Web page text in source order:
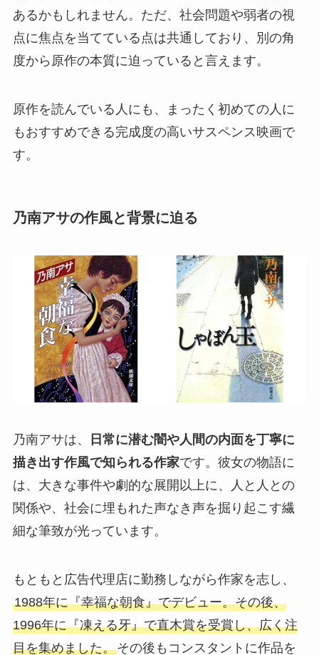
あるかもしれません。ただ、社会問題や弱者の視
点に焦点を当てている点は共通しており、別の角
度から原作の本質に迫っていると言えます。
原作を読んでいる人にも、まったく初めての人に
もおすすめできる完成度の高いサスペンス映画で
す。
乃南アサの作風と背景に迫る
乃南アサは、
日常に潜む闇や人間の内面を丁寧に
描き出す作風で知られる作家です。彼女の物語に
は、大きな事件や劇的な展開以上に、人と人との
関係や、社会に埋もれた声なき声を掘り起こす繊
細な筆致が光っています。
もともと広告代理店に勤務しながら作家を志し、
1988年に『幸福な朝食』でデビュー。その後、
1996年に『凍える牙』で直木賞を受賞し、広く注
目を集めました。その後もコンスタントに作品を